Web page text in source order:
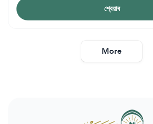
শ্বেয়াৰ
More